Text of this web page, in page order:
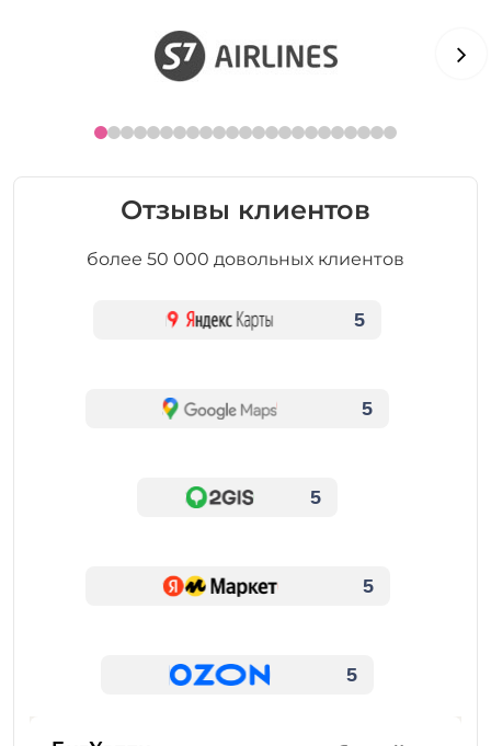
Отзывы клиентов
более 50 000 довольных клиентов
5
5
5
5
5